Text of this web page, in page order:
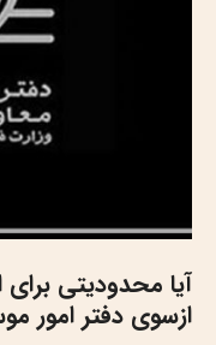
آیا محدودیتی
ازسوی دفتر امور